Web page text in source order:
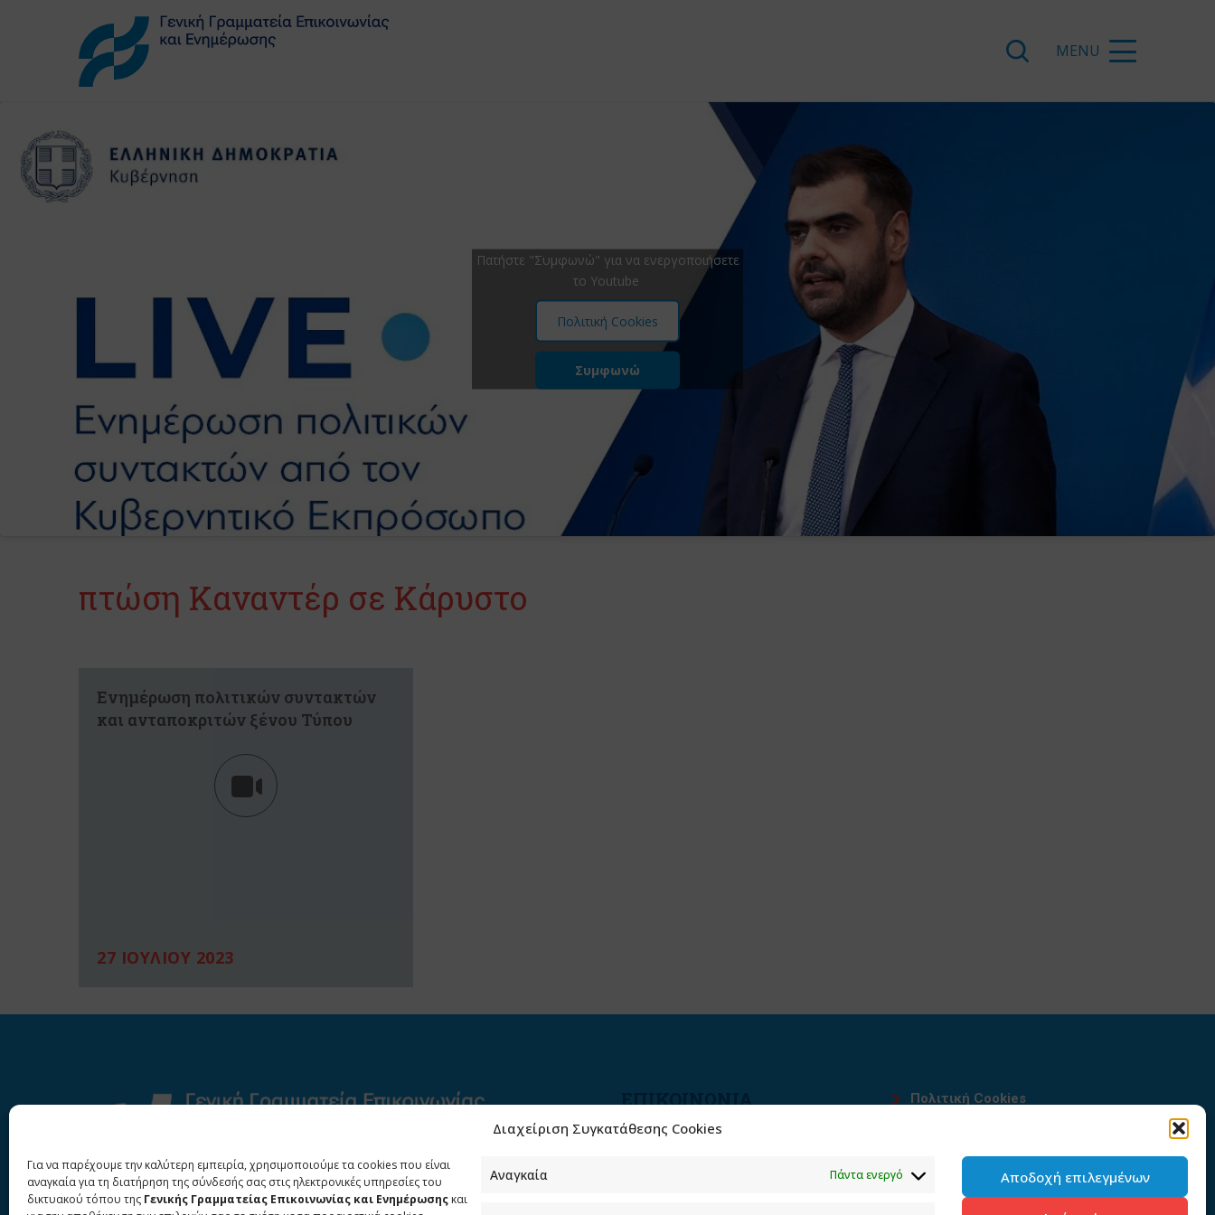
Διαχείριση Συγκατάθεσης Cookies
Για να παρέχουμε την καλύτερη εμπειρία, χρησιμοποιούμε τα cookies που είναι
αναγκαία για τη διατήρηση της σύνδεσής σας στις ηλεκτρονικές υπηρεσίες του
δικτυακού τόπου της Γενικής Γραμματείας Επικοινωνίας και Ενημέρωσης και
Αναγκαία Πάντα ενεργό Αποδοχή επιλεγμένων
Πατήστε "Συμφωνώ" για να ενεργοποιήσετε
το Youtube
Πολιτική Cookies
Συμφωνώ
πτώση Καναντέρ σε Κάρυστο
Ενημέρωση πολιτικών συντακτών
και ανταποκριτών ξένου Τύπου
27 ΙΟΥΛΙΟΥ 2023
ΕΠΙΚΟΙΝΩΝΙΑ
Φραγκούδη 11 & Αλεξάνδρου
Πολιτική Cookies
Πολιτική προστασίας
προσωπικών δεδομένων του
παρόντος ιστότοπου